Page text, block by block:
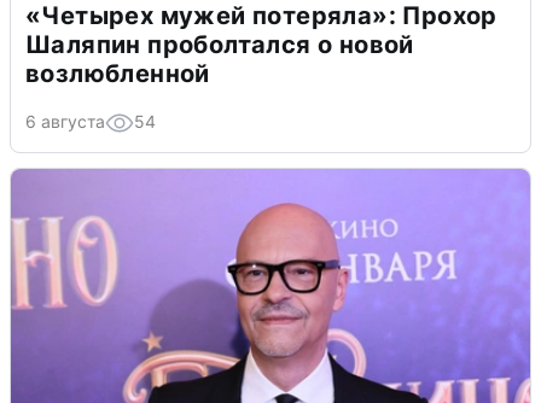
«Четырех мужей потеряла»: Прохор
Шаляпин проболтался о новой
возлюбленной
6 августа 54